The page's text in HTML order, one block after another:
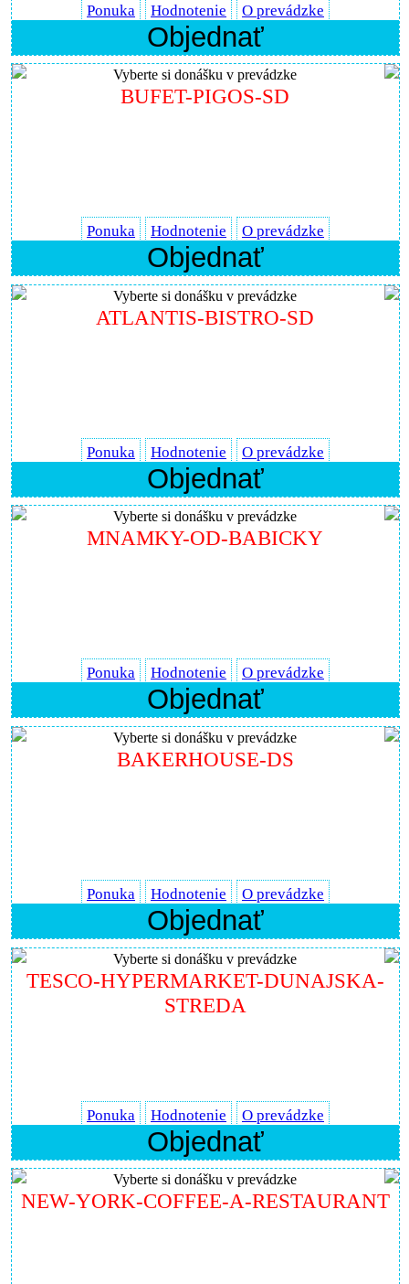
Ponuka Hodnotenie O prevádzke
Objednať
Vyberte si donášku v prevádzke
BUFET-PIGOS-SD
Ponuka Hodnotenie O prevádzke
Objednať
Vyberte si donášku v prevádzke
ATLANTIS-BISTRO-SD
Ponuka Hodnotenie O prevádzke
Objednať
Vyberte si donášku v prevádzke
MNAMKY-OD-BABICKY
Ponuka Hodnotenie O prevádzke
Objednať
Vyberte si donášku v prevádzke
BAKERHOUSE-DS
Ponuka Hodnotenie O prevádzke
Objednať
Vyberte si donášku v prevádzke
TESCO-HYPERMARKET-DUNAJSKA-
STREDA
Ponuka Hodnotenie O prevádzke
Objednať
Vyberte si donášku v prevádzke
NEW-YORK-COFFEE-A-RESTAURANT